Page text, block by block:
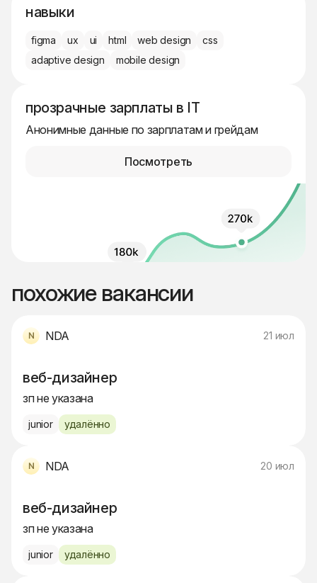
навыки
figma ux ui html web design
css
adaptive design
mobile design
прозрачные зарплаты в IT
Анонимные данные по зарплатам и грейдам
Посмотреть
похожие вакансии
NDA 21 июл
веб-дизайнер
зп не указана
junior удалённо
NDA 20 июл
веб-дизайнер
зп не указана
junior удалённо